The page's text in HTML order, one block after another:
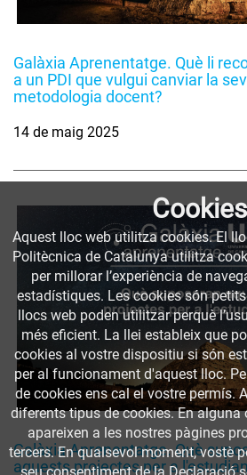
Galàxia Aprenentatge. Què li
a un PDI que vulgui canviar la
metodologia docent?
14 de maig 2025
Galàxia Aprenentatge. Què
aquests projectes per a
Cookies
Aquest lloc web utilitza cookies. El
Politècnica de Catalunya utilitza
per millorar l’experiència de
estadístiques. Les cookies són
llocs web poden utilitzar perquè
més eficient. La llei estableix que
cookies al vostre dispositiu si són
per al funcionament d'aquest lloc.
de cookies ens cal el vostre permís.
diferents tipus de cookies. En alguna
apareixen a les nostres pàgines
tercers. En qualsevol moment, vostè